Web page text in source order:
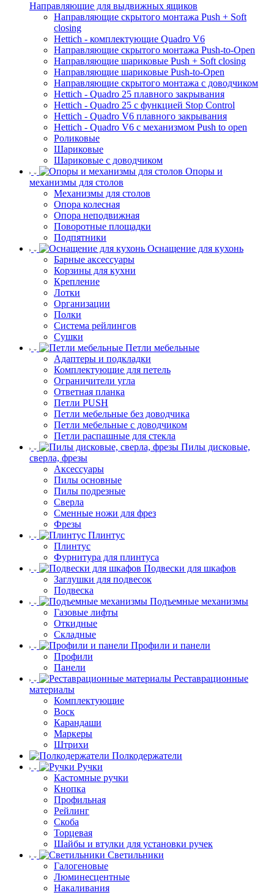
Направляющие для выдвижных ящиков
Направляющие скрытого монтажа Push + Soft
closing
Hettich - комплектующие Quadro V6
Направляющие скрытого монтажа Push-to-Open
Направляющие шариковые Push + Soft closing
Направляющие шариковые Push-to-Open
Направляющие скрытого монтажа с доводчиком
Hettich - Quadro 25 плавного закрывания
Hettich - Quadro 25 с функцией Stop Control
Hettich - Quadro V6 плавного закрывания
Hettich - Quadro V6 с механизмом Push to open
Роликовые
Шариковые
Шариковые с доводчиком
Опоры и
механизмы для столов
Механизмы для столов
Опора колесная
Опора неподвижная
Поворотные площадки
Подпятники
Оснащение для кухонь
Барные аксессуары
Корзины для кухни
Крепление
Лотки
Организации
Полки
Система рейлингов
Сушки
Петли мебельные
Адаптеры и подкладки
Комплектующие для петель
Ограничители угла
Ответная планка
Петли PUSH
Петли мебельные без доводчика
Петли мебельные с доводчиком
Петли распашные для стекла
Пилы дисковые,
сверла, фрезы
Аксессуары
Пилы основные
Пилы подрезные
Сверла
Сменные ножи для фрез
Фрезы
Плинтус
Плинтус
Фурнитура для плинтуса
Подвески для шкафов
Заглушки для подвесок
Подвеска
Подъемные механизмы
Газовые лифты
Откидные
Складные
Профили и панели
Профили
Панели
Реставрационные
материалы
Комплектующие
Воск
Карандаши
Маркеры
Штрихи
Полкодержатели
Ручки
Кастомные ручки
Кнопка
Профильная
Рейлинг
Скоба
Торцевая
Шайбы и втулки для установки ручек
Светильники
Галогеновые
Люминесцентные
Накаливания